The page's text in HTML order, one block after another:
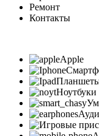
Ремонт
Контакты
Apple
Ноутбуки